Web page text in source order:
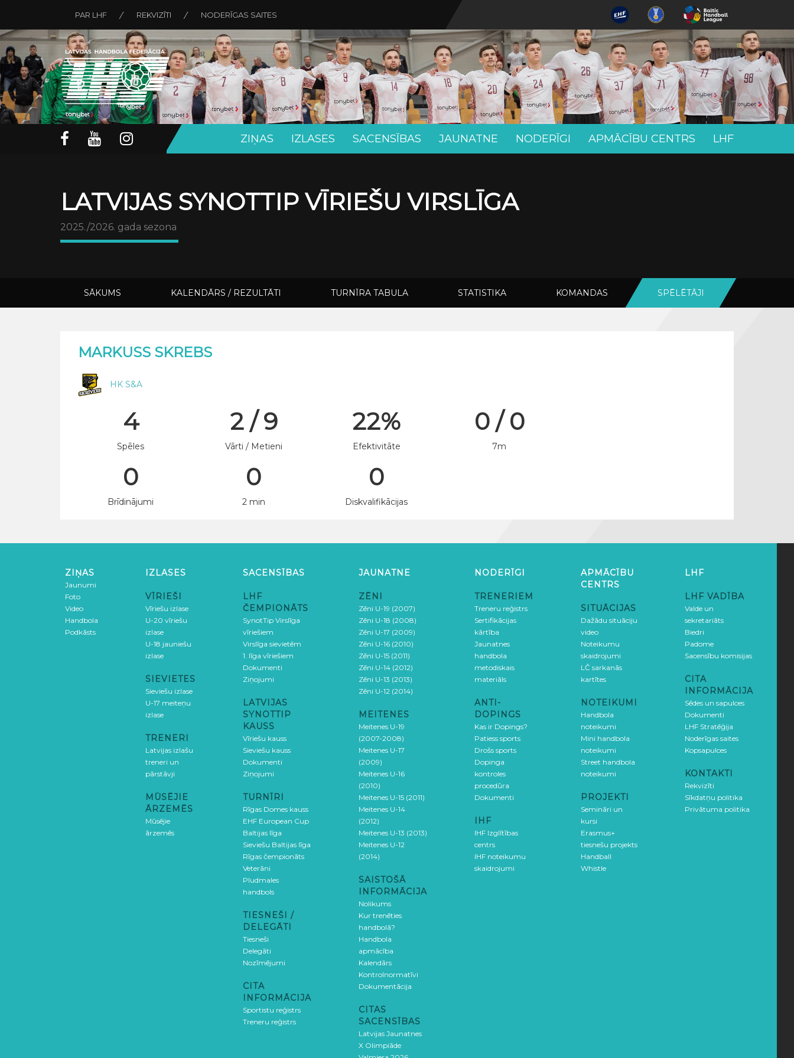
PAR LHF REKVIZĪTI NODERĪGAS SAITES
ZIŅAS IZLASES SACENSĪBAS JAUNATNE NODERĪGI APMĀCĪBU CENTRS LHF
LATVIJAS SYNOTTIP VĪRIEŠU VIRSLĪGA
2025./2026. gada sezona
SĀKUMS KALENDĀRS / REZULTĀTI TURNĪRA TABULA STATISTIKA KOMANDAS SPĒLĒTĀJI
MARKUSS SKREBS
HK S&A
4
Spēles
2 / 9
Vārti / Metieni
22%
Efektivitāte
0 / 0
7m
0
Brīdinājumi
0
2 min
0
Diskvalifikācijas
ZIŅAS
Jaunumi
Foto
Video
Handbola
Podkāsts
IZLASES
VĪRIEŠI
Vīriešu izlase
U-20 vīriešu
izlase
U-18 jauniešu
izlase
SIEVIETES
Sieviešu izlase
U-17 meiteņu
izlase
TRENERI
Latvijas izlašu
treneri un
pārstāvji
MŪSĒJIE
ĀRZEMĒS
Mūsējie
ārzemēs
SACENSĪBAS
LHF
ČEMPIONĀTS
SynotTip Virslīga
vīriešiem
Virslīga sievietēm
1. līga vīriešiem
Dokumenti
Ziņojumi
LATVIJAS
SYNOTTIP
KAUSS
Vīriešu kauss
Sieviešu kauss
Dokumenti
Ziņojumi
TURNĪRI
Rīgas Domes kauss
EHF European Cup
Baltijas līga
Sieviešu Baltijas līga
Rīgas čempionāts
Veterāni
Pludmales
handbols
TIESNEŠI /
DELEGĀTI
Tiesneši
Delegāti
Nozīmējumi
CITA
INFORMĀCIJA
Sportistu reģistrs
Treneru reģistrs
JAUNATNE
ZĒNI
Zēni U-19 (2007)
Zēni U-18 (2008)
Zēni U-17 (2009)
Zēni U-16 (2010)
Zēni U-15 (2011)
Zēni U-14 (2012)
Zēni U-13 (2013)
Zēni U-12 (2014)
MEITENES
Meitenes U-19
(2007-2008)
Meitenes U-17
(2009)
Meitenes U-16
(2010)
Meitenes U-15 (2011)
Meitenes U-14
(2012)
Meitenes U-13 (2013)
Meitenes U-12
(2014)
SAISTOŠĀ
INFORMĀCIJA
Nolikums
Kur trenēties
handbolā?
Handbola
apmācība
Kalendārs
Kontrolnormatīvi
Dokumentācija
CITAS
SACENSĪBAS
Latvijas Jaunatnes
X Olimpiāde
NODERĪGI
TRENERIEM
Treneru reģistrs
Sertifikācijas
kārtība
Jaunatnes
handbola
metodiskais
materiāls
ANTI-
DOPINGS
Kas ir Dopings?
Patiess sports
Drošs sports
Dopinga
kontroles
procedūra
Dokumenti
IHF
IHF Izglītības
centrs
IHF noteikumu
skaidrojumi
APMĀCĪBU
CENTRS
SITUĀCIJAS
Dažādu situāciju
video
Noteikumu
skaidrojumi
LČ sarkanās
kartītes
NOTEIKUMI
Handbola
noteikumi
Mini handbola
noteikumi
Street handbola
noteikumi
PROJEKTI
Semināri un
kursi
Erasmus+
tiesnešu projekts
Handball
Whistle
LHF
LHF VADĪBA
Valde un
sekretariāts
Biedri
Padome
Sacensību komisijas
CITA
INFORMĀCIJA
Sēdes un sapulces
Dokumenti
LHF Stratēģija
Noderīgas saites
Kopsapulces
KONTAKTI
Rekvizīti
Sīkdatņu politika
Privātuma politika